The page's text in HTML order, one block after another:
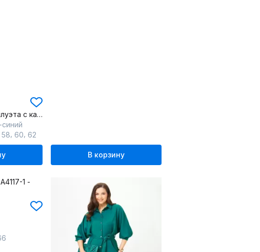
Платье прямого силуэта с карманами и разрезами
синий
,58 60 62
В корзину